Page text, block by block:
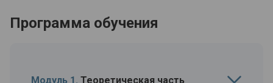
Программа обучения
Модуль 1. Теоретическая часть